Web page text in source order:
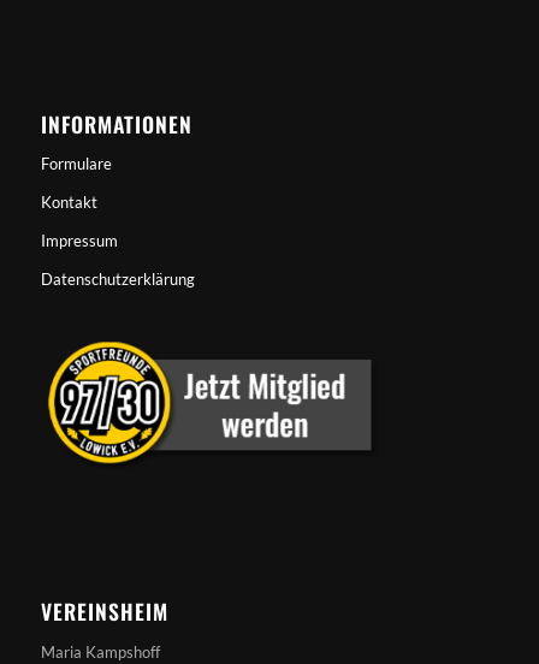
INFORMATIONEN
Formulare
Kontakt
Impressum
Datenschutzerklärung
VEREINSHEIM
Maria Kampshoff